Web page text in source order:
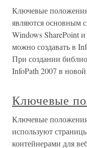
Ключевые
являются основным
Windows SharePoint
можно создавать в
При создании
InfoPath 2007 в
Ключевые
Ключевые
используют
контейнерами для